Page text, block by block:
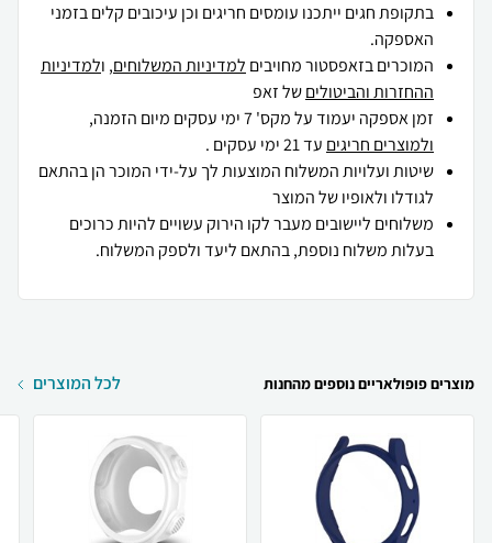
בתקופת חגים ייתכנו עומסים חריגים וכן עיכובים קלים בזמני
האספקה.
המוכרים בזאפסטור מחויבים למדיניות המשלוחים, ולמדיניות
ההחזרות והביטוליםשל זאפ
זמן אספקה יעמוד על מקס' 7 ימי עסקים מיום הזמנה,
ולמוצרים חריגים עד 21 ימי עסקים .
שיטות ועלויות המשלוח המוצעות לך על-ידי המוכר הן בהתאם
לגודלו ולאופיו של המוצר
משלוחים ליישובים מעבר לקו הירוק עשויים להיות כרוכים
בעלות משלוח נוספת, בהתאם ליעד ולספק המשלוח.
מוצרים פופולאריים נוספים מהחנות לכל המוצרים